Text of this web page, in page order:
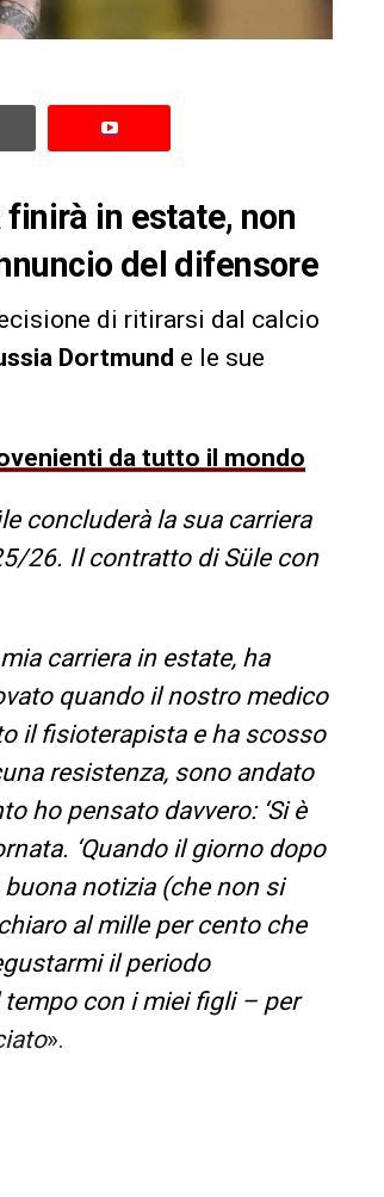
in estate, non
del difensore
di ritirarsi dal calcio
Dortmund e le sue
da tutto il mondo
concluderà la sua carriera
26. Il contratto di Süle con
carriera in estate, ha
quando il nostro medico
il fisioterapista e ha scosso
resistenza, sono andato
ho pensato davvero: ‘Si è
‘Quando il giorno dopo
notizia (che non si
al mille per cento che
il periodo
con i miei figli – per
».